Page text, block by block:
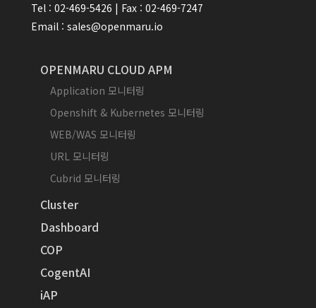
Tel : 02-469-5426 | Fax : 02-469-7247
Email : sales@openmaru.io
OPENMARU CLOUD APM
Application 모니터링
Openshift & Kubernetes 모니터링
WEB/WAS 모니터링
URL 모니터링
Cubrid 모니터링
Cluster
Dashboard
COP
CogentAI
iAP